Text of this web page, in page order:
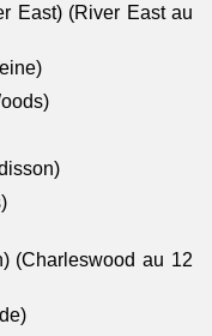
East) (River East au
(Charleswood au 12